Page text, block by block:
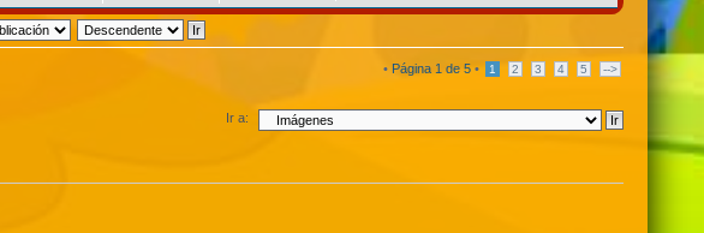
• Página 1 de 5• 1 2 3 4 5 -->
Ir a: